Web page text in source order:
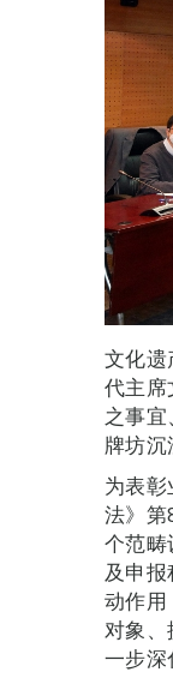
文化遗
代主席
之事
牌坊沉
为表
法》第
个范畴
及申
动作用
对象、
一步深